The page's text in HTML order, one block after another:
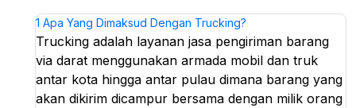
1 Apa Yang Dimaksud Dengan Trucking?
Trucking adalah layanan jasa pengiriman barang
via darat menggunakan armada mobil dan truk
antar kota hingga antar pulau dimana barang yang
akan dikirim dicampur bersama dengan milik orang